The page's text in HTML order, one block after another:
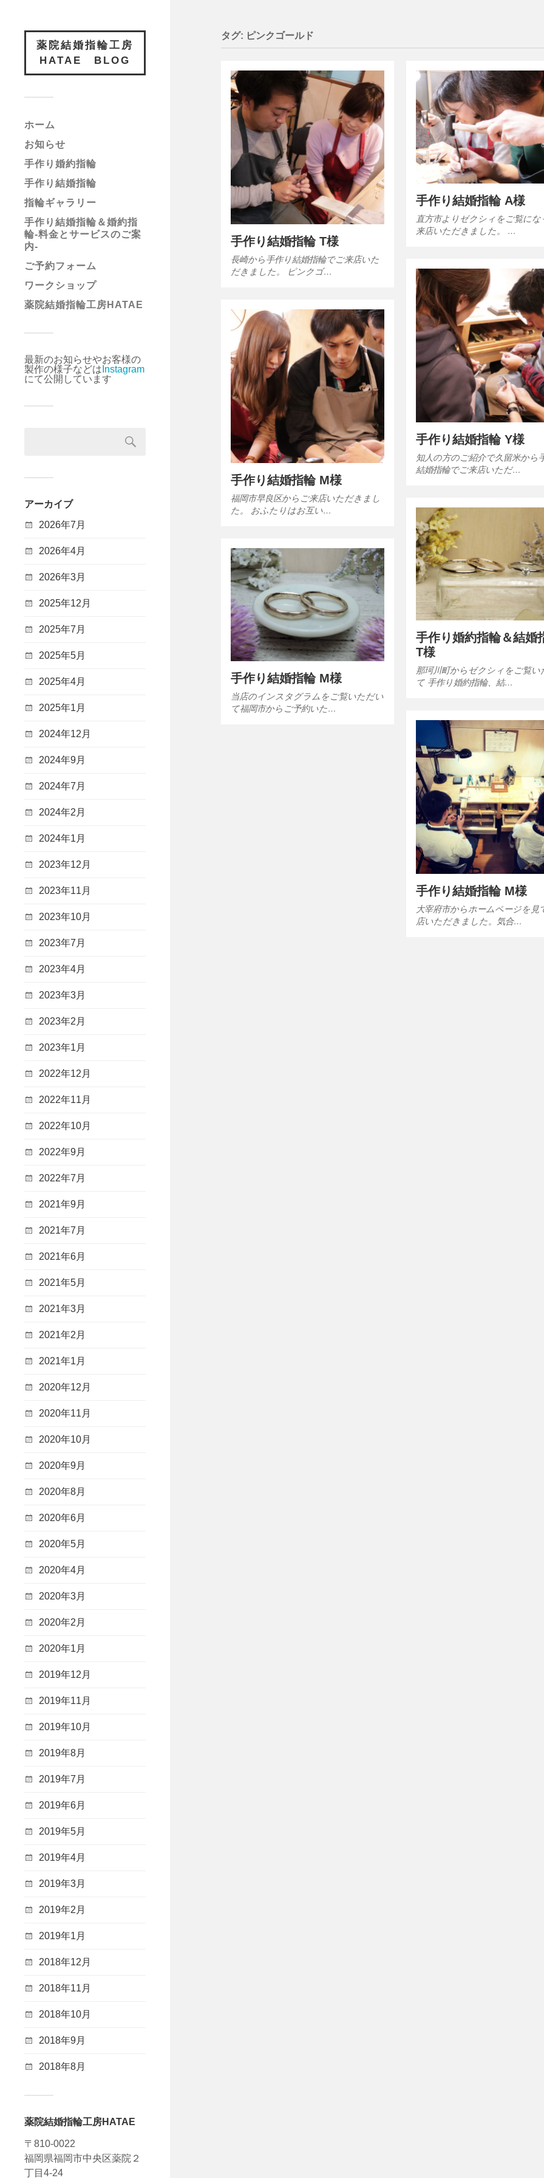
薬院結婚指輪工房
HATAE BLOG
ホーム
お知らせ
手作り婚約指輪
手作り結婚指輪
指輪ギャラリー
手作り結婚指輪＆婚約指
輪-料金とサービスのご案
内-
ご予約フォーム
ワークショップ
薬院結婚指輪工房HATAE
最新のお知らせやお客様の
製作の様子などは Instagram
にて公開しています
アーカイブ
2026年7月
2026年4月
2026年3月
2025年12月
2025年7月
2025年5月
2025年4月
2025年1月
2024年12月
2024年9月
2024年7月
2024年2月
2024年1月
2023年12月
2023年11月
2023年10月
2023年7月
2023年4月
2023年3月
2023年2月
2023年1月
2022年12月
2022年11月
2022年10月
2022年9月
2022年7月
2021年9月
2021年7月
2021年6月
2021年5月
2021年3月
2021年2月
2021年1月
2020年12月
2020年11月
2020年10月
2020年9月
2020年8月
2020年6月
2020年5月
2020年4月
2020年3月
2020年2月
2020年1月
2019年12月
2019年11月
2019年10月
2019年8月
2019年7月
2019年6月
2019年5月
2019年4月
2019年3月
2019年2月
2019年1月
2018年12月
2018年11月
2018年10月
2018年9月
2018年8月
薬院結婚指輪工房HATAE
〒810-0022
福岡県福岡市中央区薬院２
丁目4-24
タグ: ピンクゴールド
手作り結婚指輪 T様
長崎から手作り結婚指輪でご来店いた
だきました。 ピンクゴ…
手作り結婚指輪 A様
直方市よりゼクシィをご覧にな
来店いただきました。 …
手作り結婚指輪 Y様
知人の方のご紹介で久留米から
結婚指輪でご来店いただ…
手作り結婚指輪 M様
福岡市早良区からご来店いただきまし
た。 おふたりはお互い…
手作り婚約指輪＆結婚
T様
那珂川町からゼクシィをご覧い
て 手作り婚約指輪、結…
手作り結婚指輪 M様
当店のインスタグラムをご覧いただい
て福岡市からご予約いた…
手作り結婚指輪 M様
大宰府市からホームページを見
店いただきました。気合…